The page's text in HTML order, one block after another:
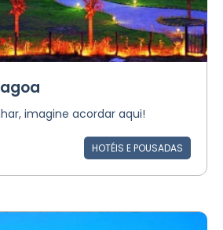
imagine acordar aqui!
HOTÉIS E POUSADAS